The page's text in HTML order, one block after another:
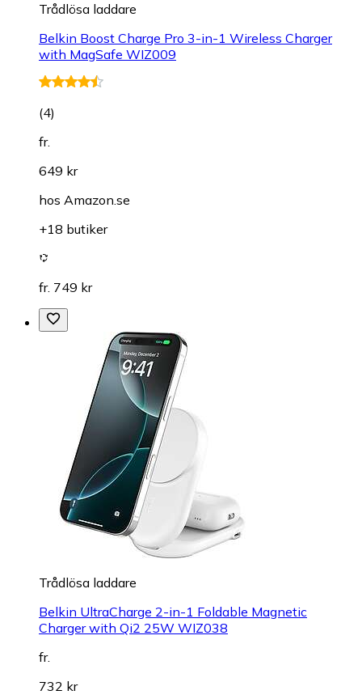
Trådlösa laddare
Belkin Boost Charge Pro 3-in-1 Wireless Charger
with MagSafe WIZ009
(4)
fr.
649 kr
hos Amazon.se
+18 butiker
fr. 749 kr
Trådlösa laddare
Belkin UltraCharge 2-in-1 Foldable Magnetic
Charger with Qi2 25W WIZ038
fr.
732 kr